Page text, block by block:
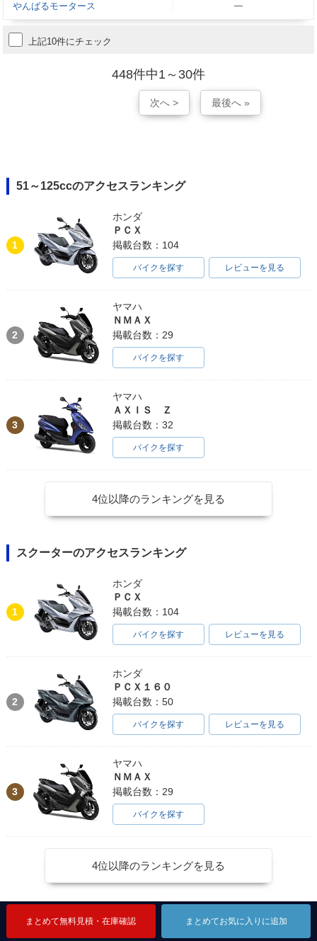
まとめて無料見積・在庫確認 まとめてお気に入りに追加
まとめて無料見積・在庫確認 まとめてお気に入りに追加
やんばるモータース
―
上記10件にチェック
まとめて無料見積・在庫確認 まとめてお気に入りに追加
448件中1～30件
次へ > 最後へ »
51～125ccのアクセスランキング
1
ホンダ
ＰＣＸ
掲載台数：104
バイクを探す レビューを見る
2
ヤマハ
ＮＭＡＸ
掲載台数：29
バイクを探す
3
ヤマハ
ＡＸＩＳ Ｚ
掲載台数：32
バイクを探す
4位以降のランキングを見る
スクーターのアクセスランキング
1
ホンダ
ＰＣＸ
掲載台数：104
バイクを探す レビューを見る
2
ホンダ
ＰＣＸ１６０
掲載台数：50
バイクを探す レビューを見る
3
ヤマハ
ＮＭＡＸ
掲載台数：29
バイクを探す
4位以降のランキングを見る